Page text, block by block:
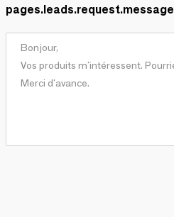
pages.leads.request.message